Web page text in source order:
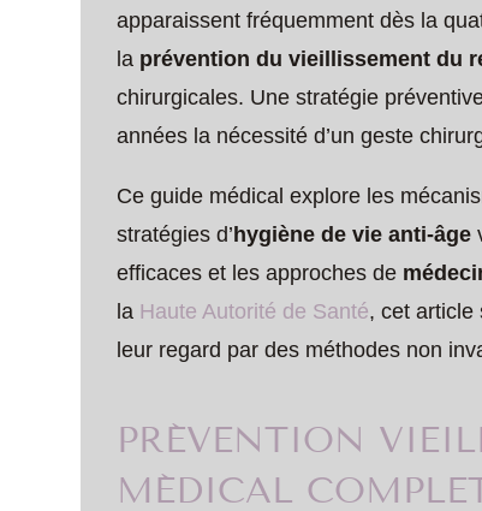
apparaissent fréquemment dès la
la prévention du vieillissement du
chirurgicales. Une stratégie
années la nécessité d’un geste
Ce guide médical explore les
stratégies d’hygiène de vie anti-âge
efficaces et les approches de
la Haute Autorité de Santé, cet article
leur regard par des méthodes non
PRÉVENTION
MÉDICAL